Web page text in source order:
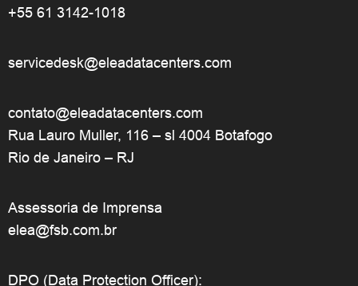
+55 61 3142-1018
servicedesk@eleadatacenters.com
contato@eleadatacenters.com
Rua Lauro Muller, 116 – sl 4004 Botafogo
Rio de Janeiro – RJ
Assessoria de Imprensa
elea@fsb.com.br
DPO (Data Protection Officer):